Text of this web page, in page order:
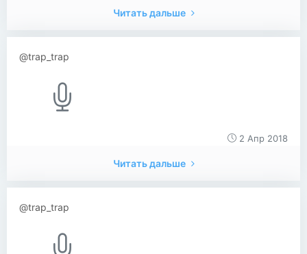
Читать дальше
@trap_trap
2 Апр 2018
Читать дальше
@trap_trap